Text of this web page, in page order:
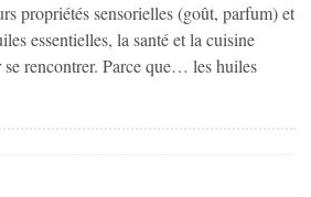
propriétés sensorielles (goût, parfum) et
essentielles, la santé et la cuisine
se rencontrer. Parce que… les huiles